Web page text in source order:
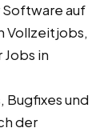
auf
Vollzeitjobs,
in
Bugfixes und
der